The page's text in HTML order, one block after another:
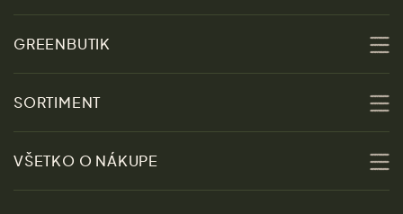
GREENBUTIK
O nás
Udržateľnosť
SORTIMENT
Zľavy
Ženy
VŠETKO O NÁKUPE